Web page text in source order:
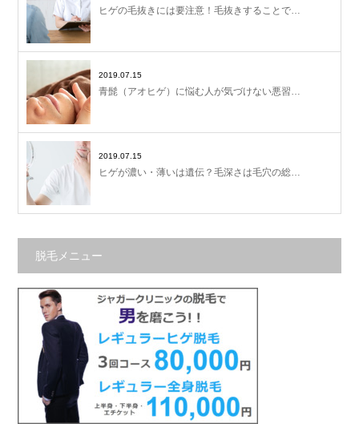
ヒゲの毛抜きには要注意！毛抜きすることで…
2019.07.15
青髭（アオヒゲ）に悩む人が気づけない悪習…
2019.07.15
ヒゲが濃い・薄いは遺伝？毛深さは毛穴の総…
脱毛メニュー